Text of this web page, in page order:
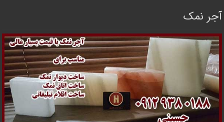
آجر نمک